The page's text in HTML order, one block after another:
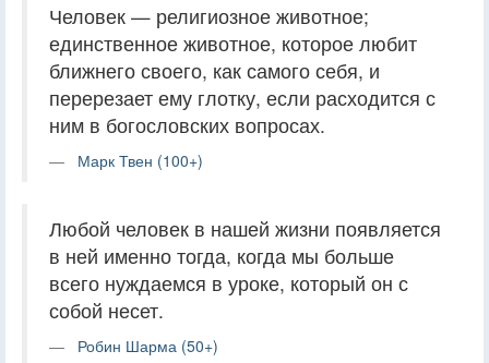
Человек — религиозное животное;
единственное животное, которое любит
ближнего своего, как самого себя, и
перерезает ему глотку, если расходится с
ним в богословских вопросах.
Марк Твен (100+)
Любой человек в нашей жизни появляется
в ней именно тогда, когда мы больше
всего нуждаемся в уроке, который он с
собой несет.
Робин Шарма (50+)